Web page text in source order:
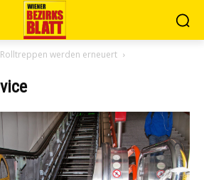
werden erneuert